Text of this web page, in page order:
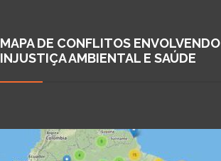
MAPA DE CONFLITOS ENVOLVENDO
INJUSTIÇA AMBIENTAL E SAÚDE